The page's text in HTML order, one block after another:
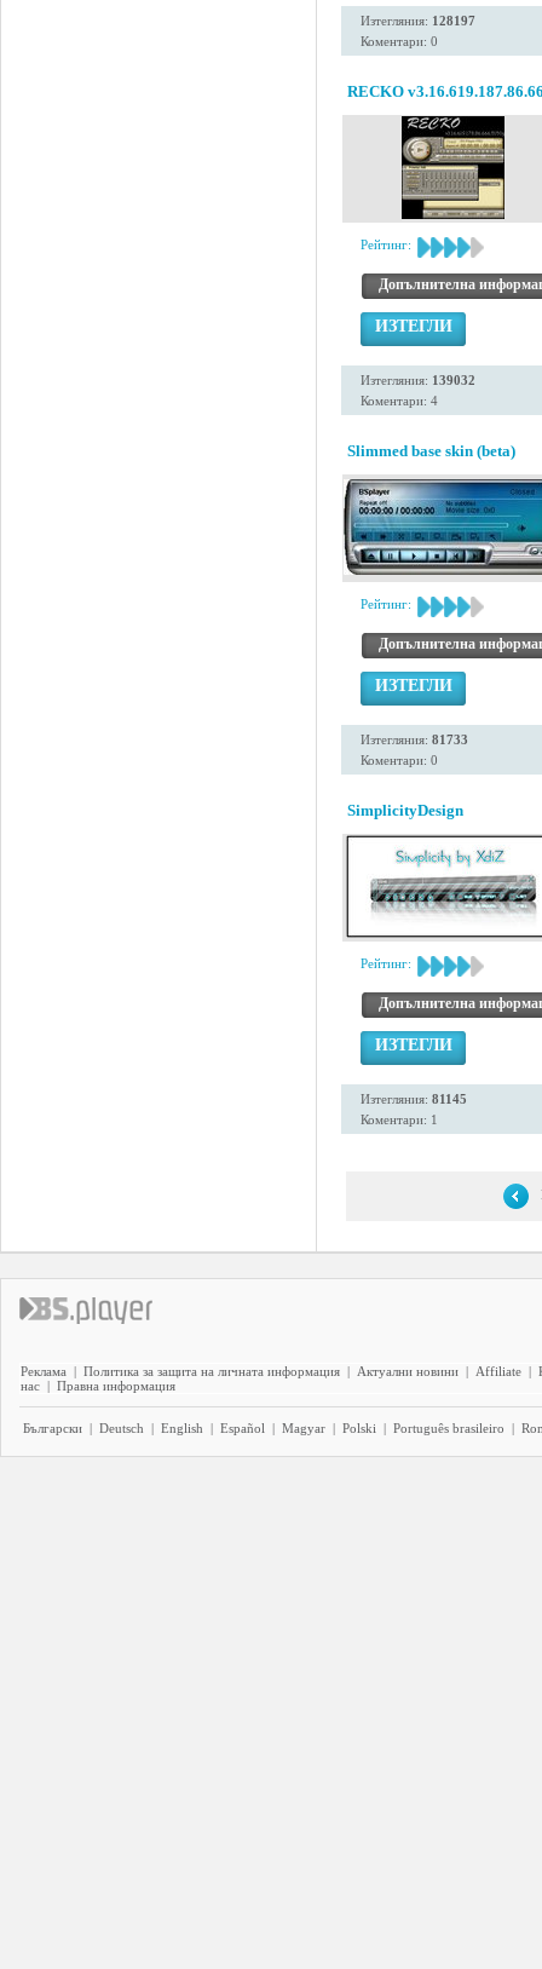
Изтегляния: 128197
Коментари: 0
RECKO
Рейтинг:
Допълнителна
ИЗТЕГЛИ
Изтегляния: 139032
Коментари: 4
Slimmed base skin (beta)
Рейтинг:
Допълнителна
ИЗТЕГЛИ
Изтегляния: 81733
Коментари: 0
SimplicityDesign
Рейтинг:
Допълнителна
ИЗТЕГЛИ
Изтегляния: 81145
Коментари: 1
Реклама | Политика за защита на личната информация | Актуални новини | Affiliate |
нас | Правна информация
Български | Deutsch | English | Español | Magyar | Polski | Português brasileiro |